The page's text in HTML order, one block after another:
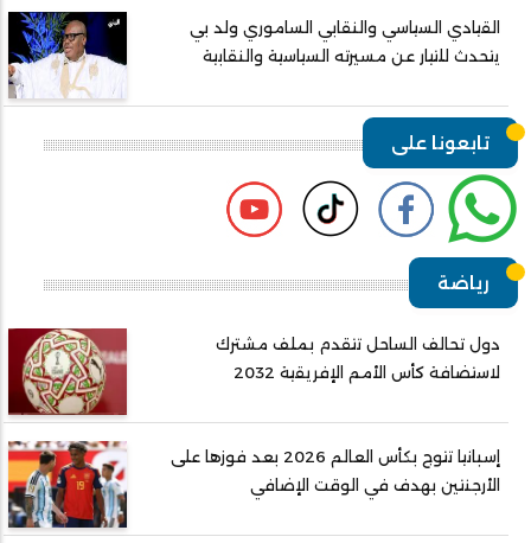
القيادي السياسي والنقابي الساموري ولد بي
يتحدث للتيار عن مسيرته السياسية والنقابية
تابعونا على
رياضة
دول تحالف الساحل تتقدم بملف مشترك
لاستضافة كأس الأمم الإفريقية 2032
إسبانيا تتوج بكأس العالم 2026 بعد فوزها على
الأرجنتين بهدف في الوقت الإضافي